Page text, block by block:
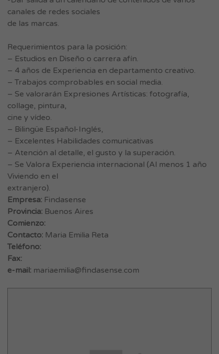
canales de redes sociales
de las marcas.
Requerimientos para la posición:
– Estudios en Diseño o carrera afín.
– 4 años de Experiencia en departamento creativo.
– Trabajos comprobables en social media.
– Se valorarán Expresiones Artísticas: fotografía,
collage, pintura,
cine y vídeo.
– Bilingüe Español-Inglés,
– Excelentes Habilidades comunicativas
– Atención al detalle, el gusto y la superación.
– Se Valora Experiencia internacional (Al menos 1 año
Viviendo en el
extranjero).
Empresa: Findasense
Provincia: Buenos Aires
Comienzo:
Contacto: Maria Emilia Reta
Teléfono:
Fax:
e-mail: mariaemilia@findasense.com